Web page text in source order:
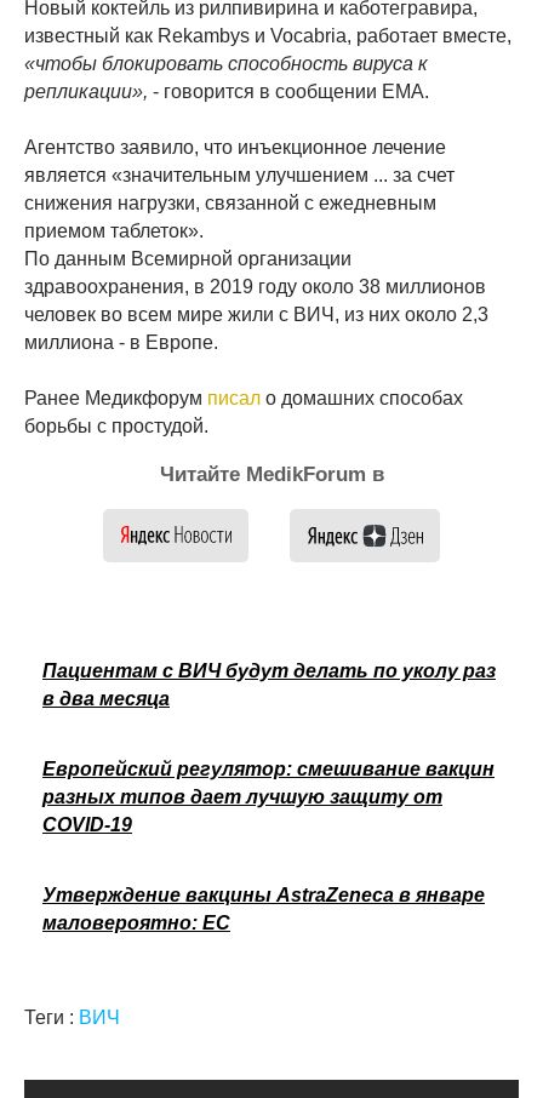
Новый коктейль из рилпивирина и каботегравира,
известный как Rekambys и Vocabria, работает вместе,
«чтобы блокировать способность вируса к
репликации», - говорится в сообщении EMA.
Агентство заявило, что инъекционное лечение
является «значительным улучшением ... за счет
снижения нагрузки, связанной с ежедневным
приемом таблеток».
По данным Всемирной организации
здравоохранения, в 2019 году около 38 миллионов
человек во всем мире жили с ВИЧ, из них около 2,3
миллиона - в Европе.
Ранее Медикфорум писал о домашних способах
борьбы с простудой.
Читайте MedikForum в
Пациентам с ВИЧ будут делать по уколу раз
в два месяца
Европейский регулятор: смешивание вакцин
разных типов дает лучшую защиту от
COVID-19
Утверждение вакцины AstraZeneca в январе
маловероятно: ЕС
Теги : ВИЧ